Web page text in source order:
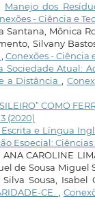
Manejo dos
- Ciência e
Mônica
Silvany
, Conexões - Ciência
Sociedade Atual:
a Distância,
COMO
(2020)
e Língua
Especial:
CAROLINE
Sousa Miguel
Silva Sousa,
CE. ,